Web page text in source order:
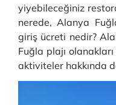
yiyebileceğiniz
nerede, Alanya
giriş ücreti nedir?
Fuğla plajı
aktiviteler hakkında